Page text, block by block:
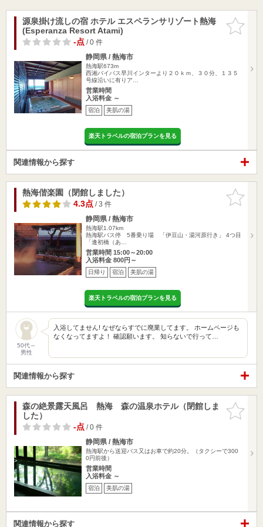
お気に入
りに追加
源泉掛け流しの宿 ホテル エスペランサリゾート熱海
(Esperanza Resort Atami)
-点/ 0 件
静岡県 / 熱海市
熱海駅673m
西湘バイパス早川インターより２０ｋｍ、３０分、１３５
号線沿いに有りア…
営業時間
入浴料金 ～
宿泊 美肌の湯
楽天トラベルの宿泊プランを見る
関連情報から探す
お気に入
りに追加
熱海偕楽園（閉館しました）
4.3点/ 3 件
静岡県 / 熱海市
熱海駅1.07km
熱海駅バス停 5番乗り場 「伊豆山・湯河原行き」 4つ目
「逢初橋（あ…
営業時間 15:00～20:00
入浴料金 800円～
日帰り 宿泊 美肌の湯
楽天トラベルの宿泊プランを見る
50代～
男性
入浴してません! なぜならすでに廃業してます。 ホームページも
なくなってますよ！ 確認願います。 知らないで行って…
関連情報から探す
お気に入
りに追加
森の絶景露天風呂 熱海 森の温泉ホテル（閉館しま
した）
-点/ 0 件
静岡県 / 熱海市
熱海駅から送迎バス又はお車で約20分。（タクシーで300
0円前後）
営業時間
入浴料金 ～
宿泊 美肌の湯
関連情報から探す